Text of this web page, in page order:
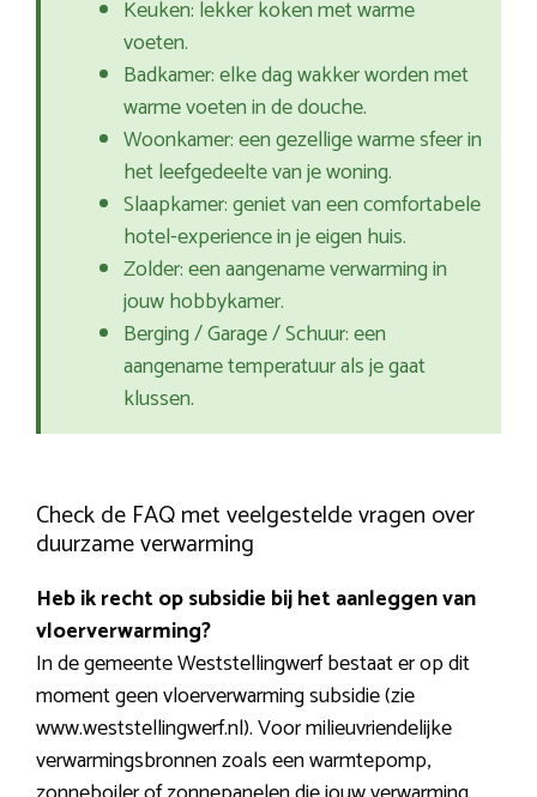
Keuken: lekker koken met warme
voeten.
Badkamer: elke dag wakker worden met
warme voeten in de douche.
Woonkamer: een gezellige warme sfeer in
het leefgedeelte van je woning.
Slaapkamer: geniet van een comfortabele
hotel-experience in je eigen huis.
Zolder: een aangename verwarming in
jouw hobbykamer.
Berging / Garage / Schuur: een
aangename temperatuur als je gaat
klussen.
Check de FAQ met veelgestelde vragen over
duurzame verwarming
Heb ik recht op subsidie bij het aanleggen van
vloerverwarming?
In de gemeente Weststellingwerf bestaat er op dit
moment geen vloerverwarming subsidie (zie
www.weststellingwerf.nl). Voor milieuvriendelijke
verwarmingsbronnen zoals een warmtepomp,